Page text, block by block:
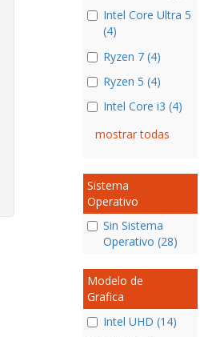
Intel Core Ultra 5
(4)
Ryzen 7 (4)
Ryzen 5 (4)
Intel Core i3 (4)
mostrar todas
Sistema
Operativo
Sin Sistema
Operativo (28)
Modelo de
Grafica
Intel UHD (14)